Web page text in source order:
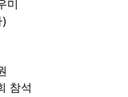
미
참석